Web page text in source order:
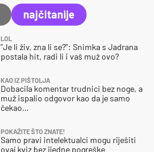
najčitanije
LOL
"Je li živ, zna li se?": Snimka s Jadrana
postala hit, radi li i vaš muž ovo?
KAO IZ PIŠTOLJA
Dobacila komentar trudnici bez noge, a
muž ispalio odgovor kao da je samo
čekao…
POKAŽITE ŠTO ZNATE!
Samo pravi intelektualci mogu riješiti
ovaj kviz bez ijedne pogreške